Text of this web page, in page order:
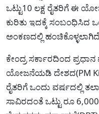
ಒಟ್ಟು10 ಲಕ್ಷ ರೈತರಿಗೆ ಈ
ಕುರಿತು ಇದಕ್ಕೆ ಸಂಬಂಧಿಸಿದ
ಅಂಕಣದಲ್ಲಿ
ಕೇಂದ್ರ ಸರ್ಕಾರದಿಂದ
ಯೋಜನೆಯಡಿ ದೇಶದ(PM
ರೈತರಿಗೆ ಒಂದು ವರ್ಷದಲ್ಲಿ
ಸಾವಿರದಂತೆ ಒಟ್ಟು ರೂ